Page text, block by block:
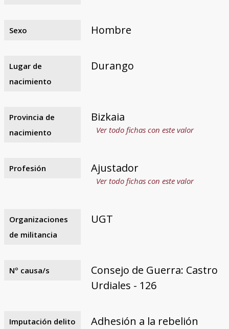
Sexo Hombre
Lugar de
nacimiento
Durango
Provincia de
nacimiento
Bizkaia
Ver todo fichas con este valor
Profesión Ajustador
Ver todo fichas con este valor
Organizaciones
de militancia
UGT
Nº causa/s
Consejo de Guerra: Castro
Urdiales - 126
Imputación delito Adhesión a la rebelión